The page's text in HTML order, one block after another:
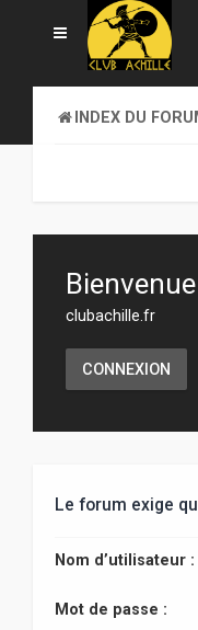
INDEX DU
clubachille.fr
CONNEXION
Le forum exige
Nom d’utilisateur :
Mot de passe :